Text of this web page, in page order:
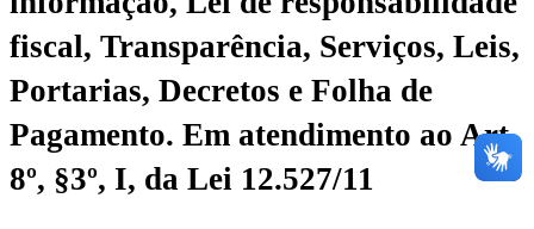
fiscal, Transparência, Serviços, Leis,
Portarias, Decretos e Folha de
Pagamento. Em atendimento ao Art.
8º, §3º, I, da Lei 12.527/11